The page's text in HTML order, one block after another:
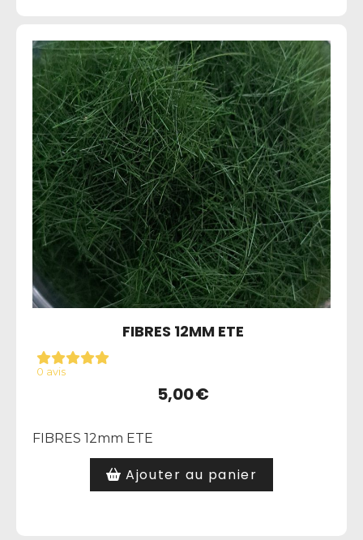
FIBRES 12MM ETE
0 avis
5,00€
FIBRES 12mm ETE
Ajouter au panier